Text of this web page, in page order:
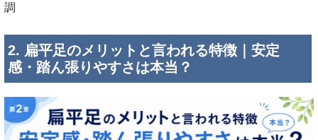
調
2. 扁平足のメリットと言われる特徴｜安定
感・踏ん張りやすさは本当？